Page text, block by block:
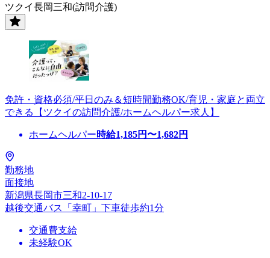
ツクイ長岡三和(訪問介護)
免許・資格必須/平日のみ＆短時間勤務OK/育児・家庭と両立
できる【ツクイの訪問介護/ホームヘルパー求人】
ホームヘルパー時給1,185円〜1,682円
勤務地
面接地
新潟県長岡市三和2-10-17
越後交通バス「幸町」下車徒歩約1分
交通費支給
未経験OK